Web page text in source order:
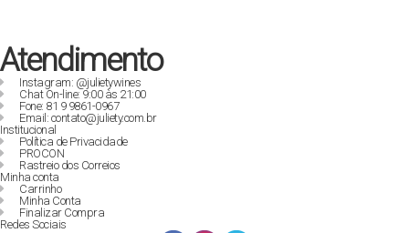
Atendimento
Instagram: @julietywines
Chat On-line: 9:00 às 21:00
Fone: 81 9 9861-0967
Email: contato@juliety.com.br
Institucional
Política de Privacidade
PROCON
Rastreio dos Correios
Minha conta
Carrinho
Minha Conta
Finalizar Compra
Redes Sociais